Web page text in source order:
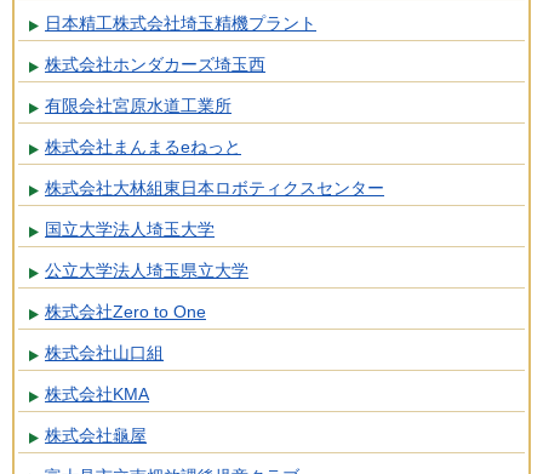
日本精工株式会社埼玉精機プラント
株式会社ホンダカーズ埼玉西
有限会社宮原水道工業所
株式会社まんまるeねっと
株式会社大林組東日本ロボティクスセンター
国立大学法人埼玉大学
公立大学法人埼玉県立大学
株式会社Zero to One
株式会社山口組
株式会社KMA
株式会社龜屋